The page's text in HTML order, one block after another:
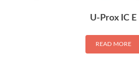
U-Prox IC E
READ MORE